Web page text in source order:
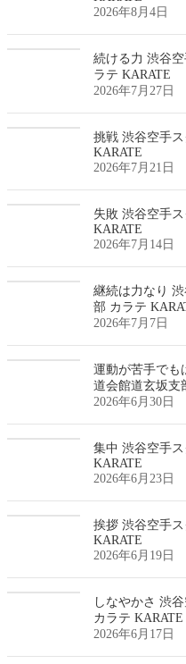
2026年8月4日
続ける力 渋谷
ラテ KARATE
2026年7月27日
挑戦 渋谷空手
KARATE
2026年7月21日
失敗 渋谷空手
KARATE
2026年7月14日
継続は力なり
部 カラテ
2026年7月7日
運動が苦手でも
道会館道玄坂支
2026年6月30日
集中 渋谷空手
KARATE
2026年6月23日
挨拶 渋谷空手
KARATE
2026年6月19日
しなやかさ 渋
カラテ KARATE
2026年6月17日